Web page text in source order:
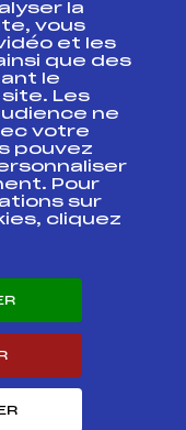
Suivi
la
vous
et les
que des
le
Les
ne
votre
pouvez
Pour
sur
cliquez